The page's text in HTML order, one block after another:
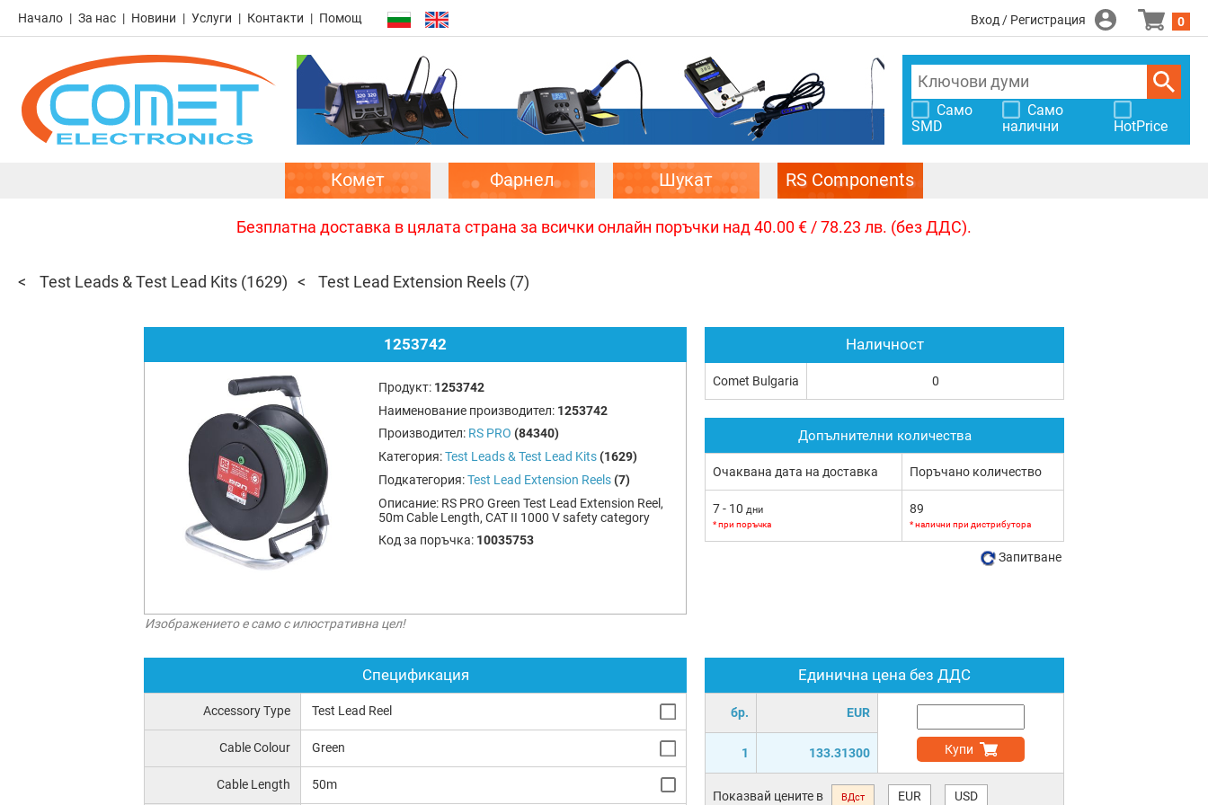
Начало За нас Новини Услуги Контакти Помощ Вход / Регистрация 0
Само
SMD
Само
налични
HotPrice
Комет Фарнел Шукат RS Components
Безплатна доставка в цялата страна за всички онлайн поръчки над 40.00 € / 78.23 лв. (без ДДС).
Test Leads & Test Lead Kits (1629) Test Lead Extension Reels (7)
1253742
Продукт: 1253742
Наименование производител: 1253742
Производител: RS PRO (84340)
Категория:Test Leads & Test Lead Kits (1629)
Подкатегория:Test Lead Extension Reels (7)
Описание: RS PRO Green Test Lead Extension Reel,
50m Cable Length, CAT II 1000 V safety category
Код за поръчка: 10035753
Изображението е само с илюстративна цел!
Спецификация
Accessory Type Test Lead Reel
Cable Colour Green
Cable Length 50m
Единична цена без ДДС
бр. EUR
1 133.31300 Купи
Показвай цените в ВДст EUR USD
Наличност
Comet Bulgaria 0
Допълнителни количества
Очаквана дата на доставка Поръчано количество
7 - 10 дни
* при поръчка
89
* налични при дистрибутора
Запитване